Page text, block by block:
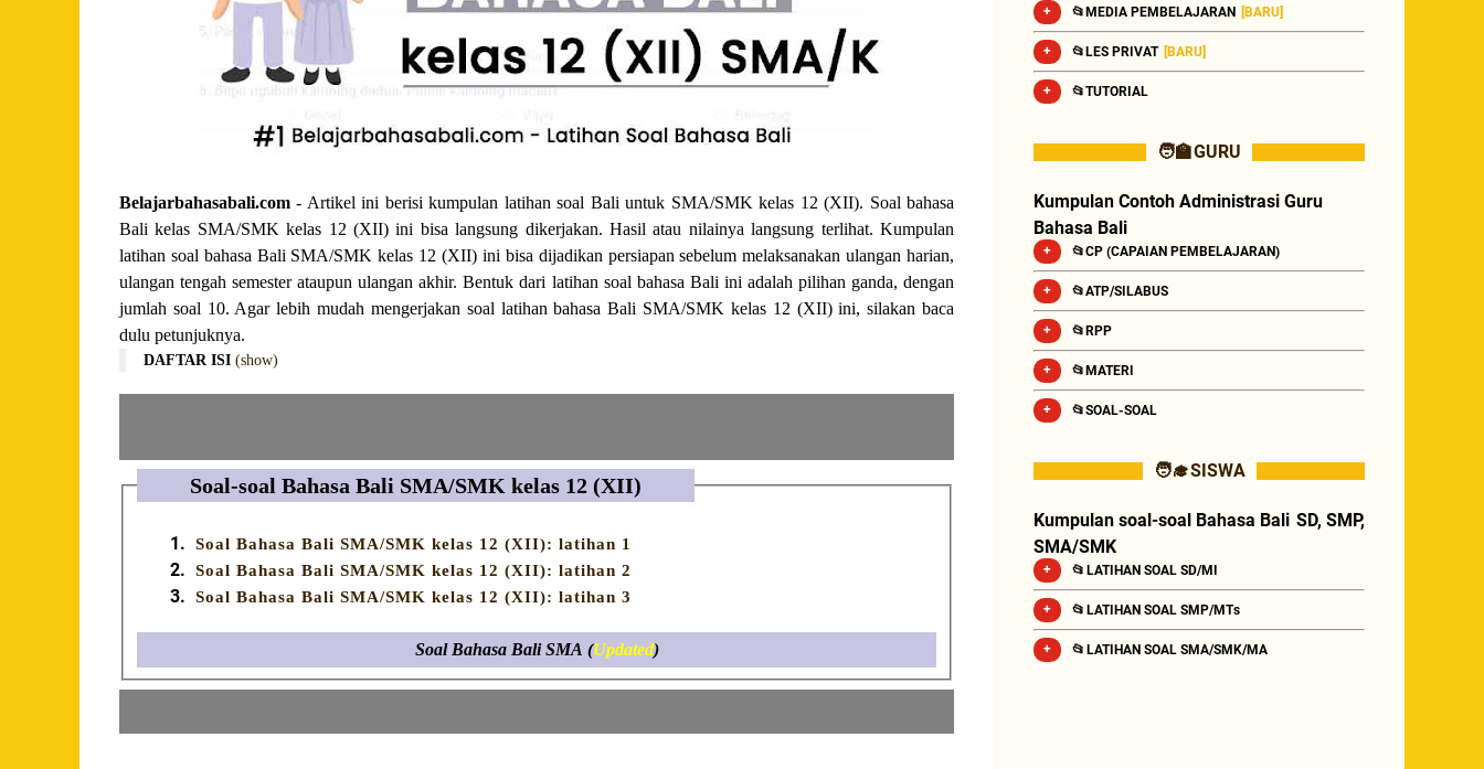
Belajarbahasabali.com - Artikel ini berisi kumpulan latihan soal Bali untuk SMA/SMK kelas 12 (XII). Soal bahasa
Bali kelas SMA/SMK kelas 12 (XII) ini bisa langsung dikerjakan. Hasil atau nilainya langsung terlihat. Kumpulan
latihan soal bahasa Bali SMA/SMK kelas 12 (XII) ini bisa dijadikan persiapan sebelum melaksanakan ulangan harian,
ulangan tengah semester ataupun ulangan akhir. Bentuk dari latihan soal bahasa Bali ini adalah pilihan ganda, dengan
jumlah soal 10. Agar lebih mudah mengerjakan soal latihan bahasa Bali SMA/SMK kelas 12 (XII) ini, silakan baca
dulu petunjuknya.
DAFTAR ISI (show)
Soal-soal Bahasa Bali SMA/SMK kelas 12 (XII)
Soal Bahasa Bali SMA/SMK kelas 12 (XII): latihan 1
Soal Bahasa Bali SMA/SMK kelas 12 (XII): latihan 2
Soal Bahasa Bali SMA/SMK kelas 12 (XII): latihan 3
Soal Bahasa Bali SMA (Updated)
📂MEDIA PEMBELAJARAN [BARU]
📂LES PRIVAT [BARU]
📂TUTORIAL
🧑‍🏫 GURU
Kumpulan Contoh Administrasi Guru
Bahasa Bali
📂CP (CAPAIAN PEMBELAJARAN)
📂ATP/SILABUS
📂RPP
📂MATERI
📂SOAL-SOAL
🧑‍🎓 SISWA
Kumpulan soal-soal Bahasa Bali SD, SMP,
SMA/SMK
📂 LATIHAN SOAL SD/MI
📂 LATIHAN SOAL SMP/MTs
📂 LATIHAN SOAL SMA/SMK/MA